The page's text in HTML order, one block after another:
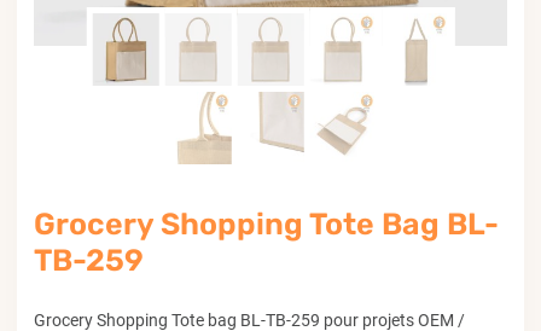
Grocery Shopping Tote Bag BL-
TB-259
Grocery Shopping Tote bag BL-TB-259 pour projets OEM /